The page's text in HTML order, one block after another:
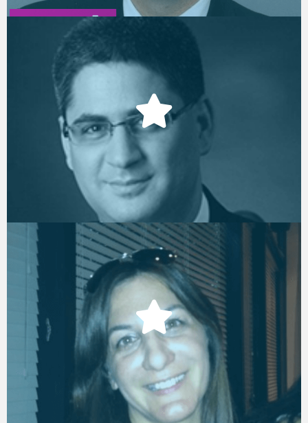
גל רימון
CEO & Founder, gamEffective
לימור תייר
מנהלת אסטרטגיות למידה, אמדוקס